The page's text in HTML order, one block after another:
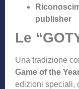
publisher
Le
Una tradizione
Game of the
edizioni speciali,